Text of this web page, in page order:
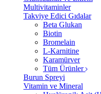
Multivitaminler
Takviye Edici Gıdalar
Beta Glukan
Biotin
Bromelain
L-Karnitine
Karamürver
Tüm Ürünler
Burun Spreyi
Vitamin ve Mineral